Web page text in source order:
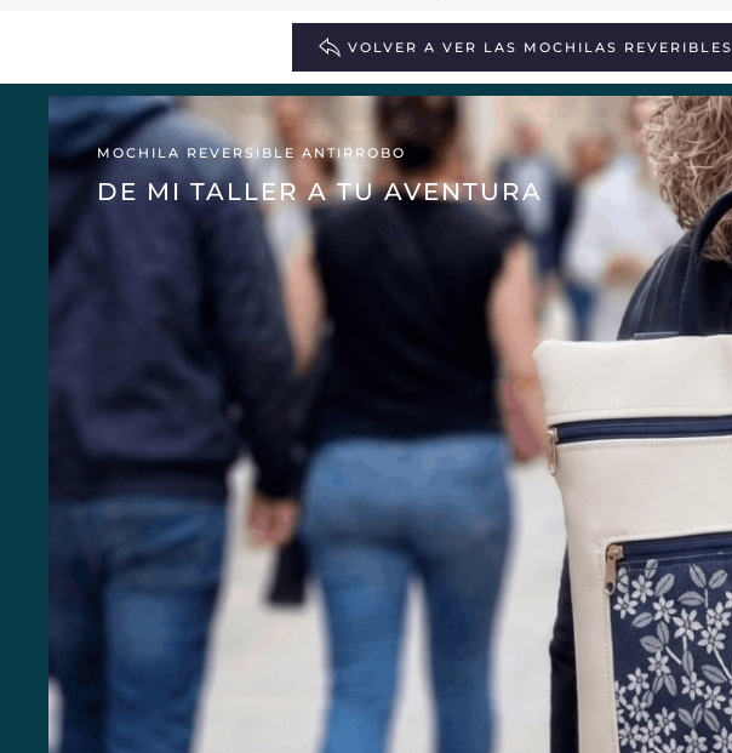
VOLVER A VER LAS MOCHILAS REVERIBLES
MOCHILA REVERSIBLE ANTIRROBO
DE MI TALLER A TU AVENTURA